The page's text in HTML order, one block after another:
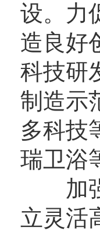
设。力
造良好
科技研
制造示
多科技
瑞卫浴
加强
立灵活